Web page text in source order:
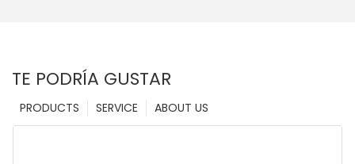
TE PODRÍA GUSTAR
ABOUT US
SERVICE
PRODUCTS